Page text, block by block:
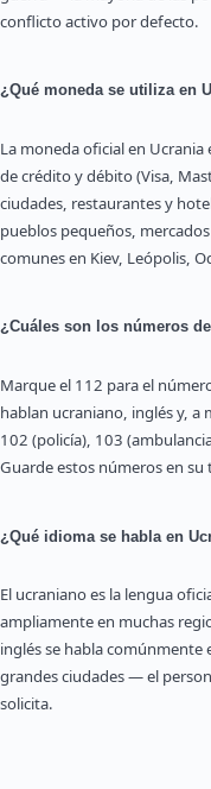
conflicto activo por defecto.
¿Qué moneda se utiliza en
La moneda oficial en Ucrania
de crédito y débito (Visa,
ciudades, restaurantes y
pueblos pequeños,
comunes en Kiev, Leópolis,
¿Cuáles son los números
Marque el 112 para el
hablan ucraniano, inglés y, a
102 (policía), 103
Guarde estos números en su
¿Qué idioma se habla en
El ucraniano es la lengua
ampliamente en muchas
inglés se habla
grandes ciudades — el
solicita.